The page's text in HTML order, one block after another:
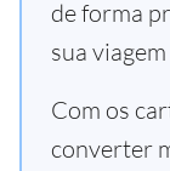
de forma
sua
Com os
converter